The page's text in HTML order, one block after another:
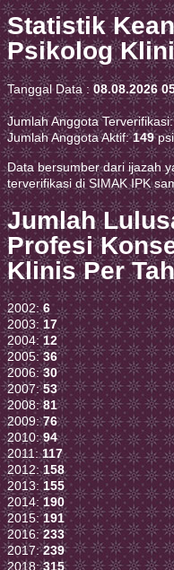
Statistik
Psikolog
Tanggal Data : 08.08.2026
Jumlah Anggota
Jumlah Anggota Aktif:149
Data bersumber dari ijazah
terverifikasi di SIMAK IPK
Jumlah
Profesi
Klinis Per
2002: 6
2003: 17
2004: 12
2005: 36
2006: 30
2007: 53
2008: 81
2009: 76
2010: 94
2011: 117
2012: 158
2013: 155
2014: 190
2015: 191
2016: 233
2017: 239
2018: 315